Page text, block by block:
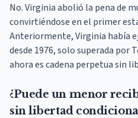
No. Virginia abolió la pena de
convirtiéndose en el primer
Anteriormente, Virginia había
desde 1976, solo superada por
ahora es cadena perpetua sin
¿Puede un menor
sin libertad